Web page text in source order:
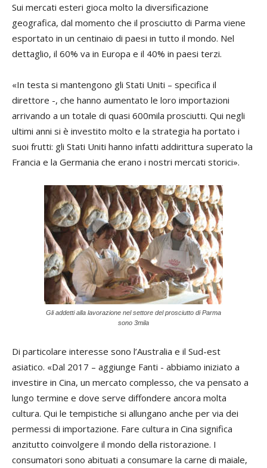
Sui mercati esteri gioca molto la diversificazione
geografica, dal momento che il prosciutto di Parma viene
esportato in un centinaio di paesi in tutto il mondo. Nel
dettaglio, il 60% va in Europa e il 40% in paesi terzi.
«In testa si mantengono gli Stati Uniti – specifica il
direttore -, che hanno aumentato le loro importazioni
arrivando a un totale di quasi 600mila prosciutti. Qui negli
ultimi anni si è investito molto e la strategia ha portato i
suoi frutti: gli Stati Uniti hanno infatti addirittura superato la
Francia e la Germania che erano i nostri mercati storici».
Gli addetti alla lavorazione nel settore del prosciutto di Parma
sono 3mila
Di particolare interesse sono l’Australia e il Sud-est
asiatico. «Dal 2017 – aggiunge Fanti - abbiamo iniziato a
investire in Cina, un mercato complesso, che va pensato a
lungo termine e dove serve diffondere ancora molta
cultura. Qui le tempistiche si allungano anche per via dei
permessi di importazione. Fare cultura in Cina significa
anzitutto coinvolgere il mondo della ristorazione. I
consumatori sono abituati a consumare la carne di maiale,